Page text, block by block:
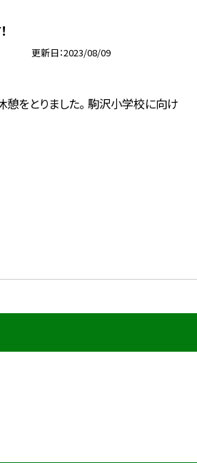
更新日 2023/08/09
憩をとりました。 駒沢小学校に向け